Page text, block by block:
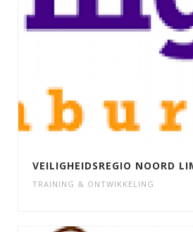
VEILIGHEIDSREGIO NOORD
TRAINING & ONTWIKKELING